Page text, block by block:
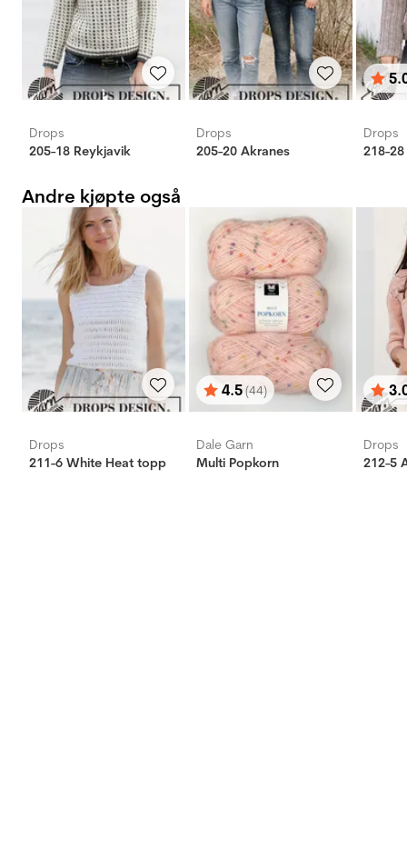
Drops
205-18 Reykjavik
Drops
205-20 Akranes
av 5
Drops
218-
Andre kjøpte også
Drops
211-6 White Heat topp
Karakter:
4.5(44)
av 5 mulige
Dale Garn
Multi Popkorn
av 5
Drops